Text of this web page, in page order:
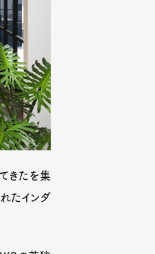
きたを集
たインダ